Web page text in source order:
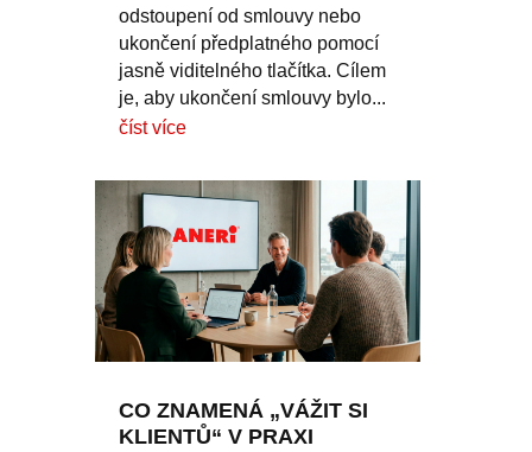
odstoupení od smlouvy nebo
ukončení předplatného pomocí
jasně viditelného tlačítka. Cílem
je, aby ukončení smlouvy bylo...
číst více
CO ZNAMENÁ „VÁŽIT SI
KLIENTŮ“ V PRAXI